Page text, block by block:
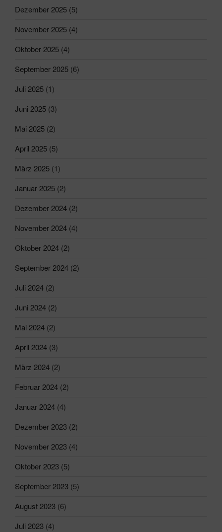
Dezember 2025 (5)
November 2025 (4)
Oktober 2025 (4)
September 2025 (6)
Juli 2025 (1)
Juni 2025 (3)
Mai 2025 (2)
April 2025 (5)
März 2025 (1)
Januar 2025 (2)
Dezember 2024 (2)
November 2024 (4)
Oktober 2024 (2)
September 2024 (2)
Juli 2024 (2)
Juni 2024 (2)
Mai 2024 (2)
April 2024 (3)
März 2024 (2)
Februar 2024 (2)
Januar 2024 (4)
Dezember 2023 (2)
November 2023 (4)
Oktober 2023 (5)
September 2023 (5)
August 2023 (6)
Juli 2023 (4)